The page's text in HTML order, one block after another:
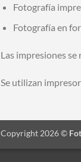
Fotografía
Fotografía en
Las impresiones
Se utilizan
Copyright 2026 ©